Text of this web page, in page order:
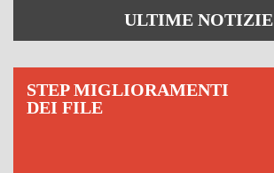
ULTIME NOTIZIE
STEP MIGLIORAMENTI
DEI FILE